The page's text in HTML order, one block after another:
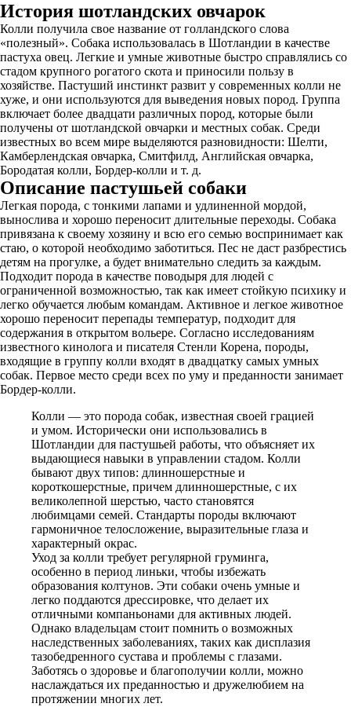
История шотландских овчарок
Колли получила свое название от голландского слова
«полезный». Собака использовалась в Шотландии в качестве
пастуха овец. Легкие и умные животные быстро справлялись со
стадом крупного рогатого скота и приносили пользу в
хозяйстве. Пастуший инстинкт развит у современных колли не
хуже, и они используются для выведения новых пород. Группа
включает более двадцати различных пород, которые были
получены от шотландской овчарки и местных собак. Среди
известных во всем мире выделяются разновидности: Шелти,
Камберлендская овчарка, Смитфилд, Английская овчарка,
Бородатая колли, Бордер-колли и т. д.
Описание пастушьей собаки
Легкая порода, с тонкими лапами и удлиненной мордой,
вынослива и хорошо переносит длительные переходы. Собака
привязана к своему хозяину и всю его семью воспринимает как
стаю, о которой необходимо заботиться. Пес не даст разбрестись
детям на прогулке, а будет внимательно следить за каждым.
Подходит порода в качестве поводыря для людей с
ограниченной возможностью, так как имеет стойкую психику и
легко обучается любым командам. Активное и легкое животное
хорошо переносит перепады температур, подходит для
содержания в открытом вольере. Согласно исследованиям
известного кинолога и писателя Стенли Корена, породы,
входящие в группу колли входят в двадцатку самых умных
собак. Первое место среди всех по уму и преданности занимает
Бордер-колли.
Колли — это порода собак, известная своей грацией
и умом. Исторически они использовались в
Шотландии для пастушьей работы, что объясняет их
выдающиеся навыки в управлении стадом. Колли
бывают двух типов: длинношерстные и
короткошерстные, причем длинношерстные, с их
великолепной шерстью, часто становятся
любимцами семей. Стандарты породы включают
гармоничное телосложение, выразительные глаза и
характерный окрас.
Уход за колли требует регулярной груминга,
особенно в период линьки, чтобы избежать
образования колтунов. Эти собаки очень умные и
легко поддаются дрессировке, что делает их
отличными компаньонами для активных людей.
Однако владельцам стоит помнить о возможных
наследственных заболеваниях, таких как дисплазия
тазобедренного сустава и проблемы с глазами.
Заботясь о здоровье и благополучии колли, можно
наслаждаться их преданностью и дружелюбием на
протяжении многих лет.